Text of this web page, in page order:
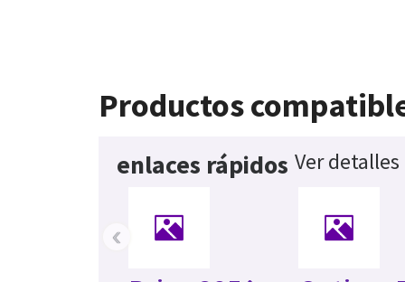
Productos
enlaces rápidos Ver
‹